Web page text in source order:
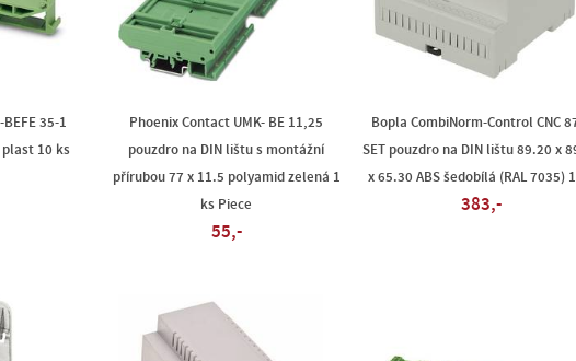
35-1
10 ks
Phoenix Contact UMK- BE 11,25
pouzdro na DIN lištu s montážní
přírubou 77 x 11.5 polyamid zelená 1
ks Piece
55,-
Bopla CombiNorm-Control CNC
SET pouzdro na DIN lištu 89.20 x
x 65.30 ABS šedobílá (RAL 7035)
383,-